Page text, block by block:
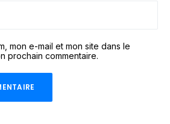
mon e-mail et mon site dans le
prochain commentaire.